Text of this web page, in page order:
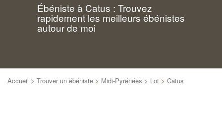
Ébéniste à Catus : Trouvez
rapidement les meilleurs ébénistes
autour de moi
Accueil > Trouver un ébéniste > Midi-Pyrénées > Lot > Catus